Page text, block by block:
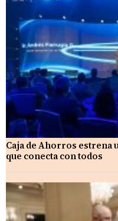
Caja de Ahorros estrena
que conecta con todos